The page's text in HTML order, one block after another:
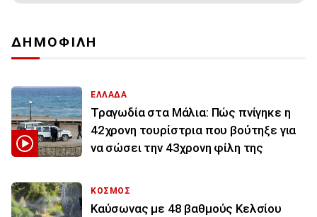
ΔΗΜΟΦΙΛΗ
ΕΛΛΑΔΑ
Τραγωδία στα Μάλια: Πώς πνίγηκε η
42χρονη τουρίστρια που βούτηξε για
να σώσει την 43χρονη φίλη της
ΚΟΣΜΟΣ
Καύσωνας με 48 βαθμούς Κελσίου